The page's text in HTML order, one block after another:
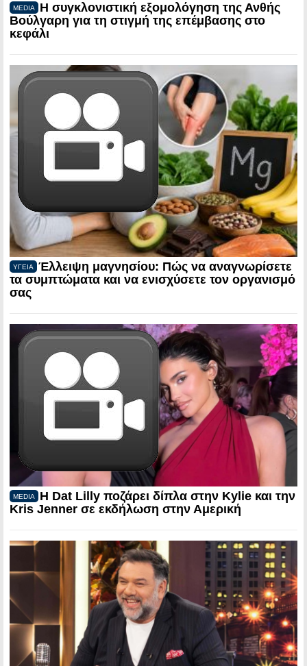
MEDIA
Η συγκλονιστική εξομολόγηση της Ανθής
Βούλγαρη για τη στιγμή της επέμβασης στο
κεφάλι
ΥΓΕΙΑ
Έλλειψη μαγνησίου: Πώς να αναγνωρίσετε
τα συμπτώματα και να ενισχύσετε τον οργανισμό
σας
MEDIA
Η Dat Lilly ποζάρει δίπλα στην Kylie και την
Kris Jenner σε εκδήλωση στην Αμερική